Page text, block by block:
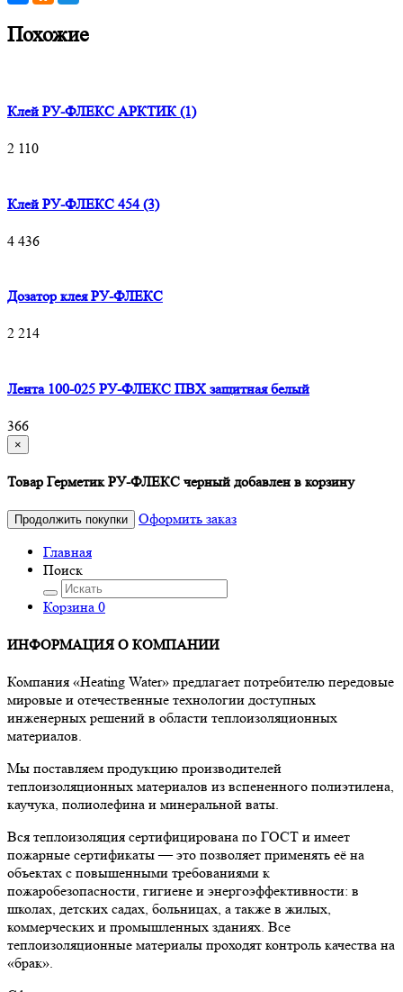
Похожие
Клей РУ-ФЛЕКС АРКТИК (1)
2 110
Клей РУ-ФЛЕКС 454 (3)
4 436
Дозатор клея РУ-ФЛЕКС
2 214
Лента 100-025 РУ-ФЛЕКС ПВХ защитная белый
366
×
Товар Герметик РУ-ФЛЕКС черный добавлен в корзину
Продолжить покупки
Оформить заказ
Главная
Поиск
Корзина 0
ИНФОРМАЦИЯ О КОМПАНИИ
Компания «Heating Water» предлагает потребителю передовые
мировые и отечественные технологии доступных
инженерных решений в области теплоизоляционных
материалов.
Мы поставляем продукцию производителей
теплоизоляционных материалов из вспененного полиэтилена,
каучука, полиолефина и минеральной ваты.
Вся теплоизоляция сертифицирована по ГОСТ и имеет
пожарные сертификаты — это позволяет применять её на
объектах с повышенными требованиями к
пожаробезопасности, гигиене и энергоэффективности: в
школах, детских садах, больницах, а также в жилых,
коммерческих и промышленных зданиях. Все
теплоизоляционные материалы проходят контроль качества на
«брак».